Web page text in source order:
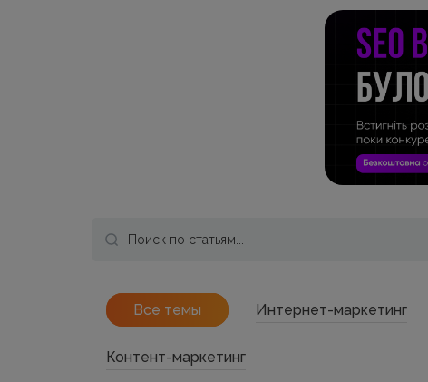
Все темы Интернет-маркетинг
Контент-маркетинг